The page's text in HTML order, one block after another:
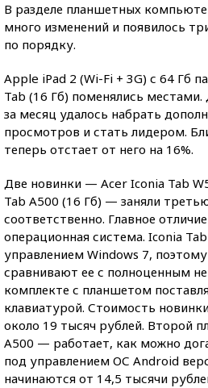
В разделе планшетных
много изменений и появилось
по порядку.
Apple iPad 2 (Wi-Fi + 3G) с 64 Гб
Tab (16 Гб) поменялись
за месяц удалось набрать
просмотров и стать лидером.
теперь отстает от него на 16%.
Две новинки — Acer Iconia Tab
Tab A500 (16 Гб) — заняли
соответственно. Главное
операционная система. Iconia
управлением Windows 7,
сравнивают ее с полноценным
комплекте с планшетом
клавиатурой. Стоимость
около 19 тысяч рублей. Второй
A500 — работает, как можно
под управлением ОС Android
начинаются от 14,5 тысячи